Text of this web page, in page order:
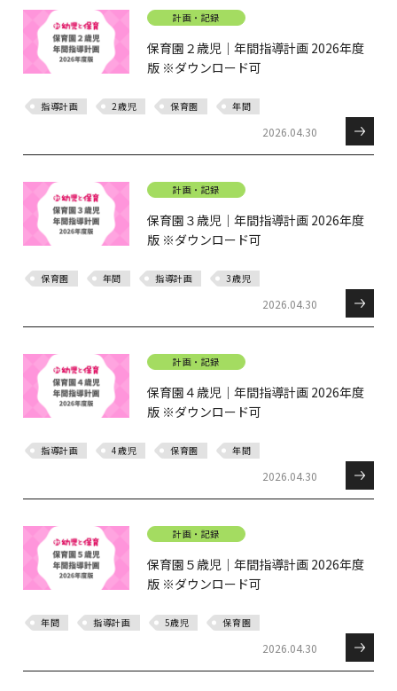
計画・記録
保育園２歳児｜年間指導計画 2026年度
版 ※ダウンロード可
指導計画 2歳児 保育園 年間
2026.04.30
計画・記録
保育園３歳児｜年間指導計画 2026年度
版 ※ダウンロード可
保育園 年間 指導計画 3歳児
2026.04.30
計画・記録
保育園４歳児｜年間指導計画 2026年度
版 ※ダウンロード可
指導計画 4歳児 保育園 年間
2026.04.30
計画・記録
保育園５歳児｜年間指導計画 2026年度
版 ※ダウンロード可
年間 指導計画 5歳児 保育園
2026.04.30